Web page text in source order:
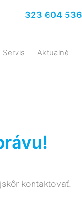
323 604 536
Servis Aktuálně
kontaktovať.